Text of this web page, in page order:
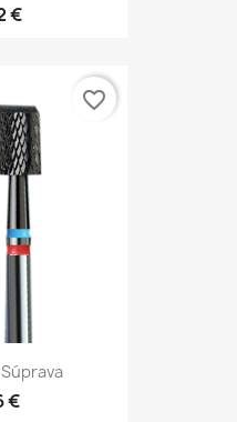
€
€
favorite_border